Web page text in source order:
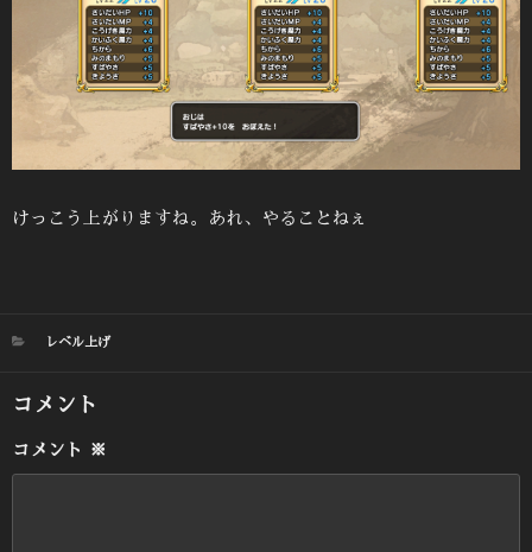
けっこう上がりますね。あれ、やることねぇ
カ
リ
レベル上げ
コメント
コメント ※